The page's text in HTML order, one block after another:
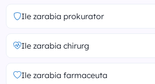
Ile zarabia prokurator
Ile zarabia chirurg
Ile zarabia farmaceuta